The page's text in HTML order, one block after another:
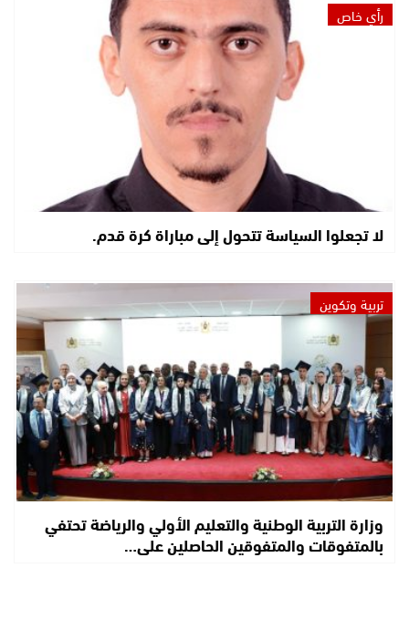
رأي خاص
لا تجعلوا السياسة تتحول إلى مباراة كرة قدم.
تربية وتكوين
وزارة التربية الوطنية والتعليم الأولي والرياضة تحتفي
بالمتفوقات والمتفوقين الحاصلين على…